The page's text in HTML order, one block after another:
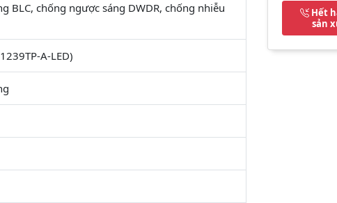
BLC, chống ngược sáng DWDR, chống nhiễu
A-LED)
Hết
sản